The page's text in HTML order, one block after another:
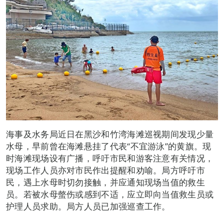
海事及水务局近日在黑沙和竹湾海滩巡视期间发现少量
水母，早前曾在海滩悬挂了代表“不宜游泳”的黄旗。现
时海滩现场设有广播，呼吁市民和游客注意有关情况，
现场工作人员亦对市民作出提醒和劝喻。局方呼吁市
民，遇上水母时切勿接触，并应通知现场当值的救生
员。若被水母螫伤或感到不适，应立即向当值救生员或
护理人员求助。局方人员已加强巡查工作。